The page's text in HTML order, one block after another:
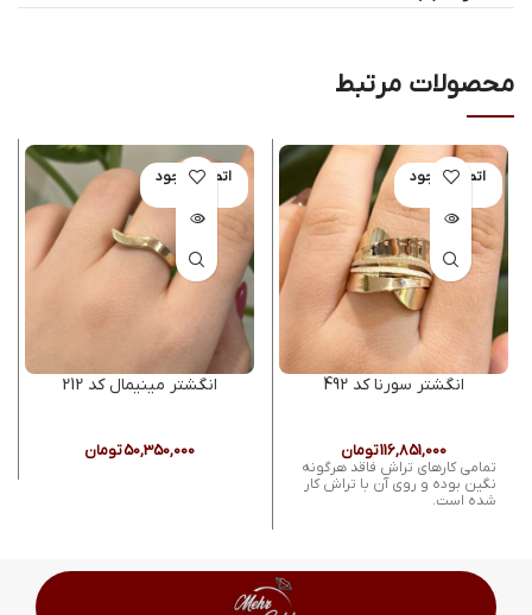
محصولات مرتبط
اتمام موجود
انگشتر سورنا کد 492
116,851,000تومان
تمامی کارهای تراش فاقد هرگونه
نگین بوده و روی آن با تراش کار
شده است.
اتمام موجود
انگشتر مینیمال کد 212
50,350,000تومان